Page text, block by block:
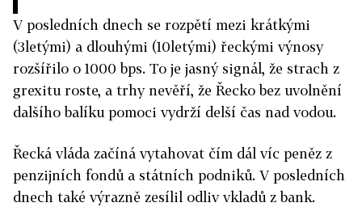
V posledních dnech se rozpětí mezi krátkými
(3letými) a dlouhými (10letými) řeckými výnosy
rozšířilo o 1000 bps. To je jasný signál, že strach z
grexitu roste, a trhy nevěří, že Řecko bez uvolnění
dalšího balíku pomoci vydrží delší čas nad vodou.
Řecká vláda začíná vytahovat čím dál víc peněz z
penzijních fondů a státních podniků. V posledních
dnech také výrazně zesílil odliv vkladů z bank.